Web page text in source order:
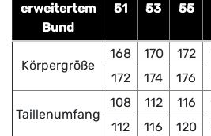
erweitertem
Bund
51 53 55
Körpergröße
168 170 172
172
174 176
Taillenumfang
108 112 116
112
116 120